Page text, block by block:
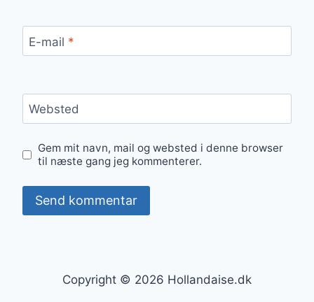
E-mail *
Websted
Gem mit navn, mail og websted i denne browser
til næste gang jeg kommenterer.
Copyright © 2026 Hollandaise.dk